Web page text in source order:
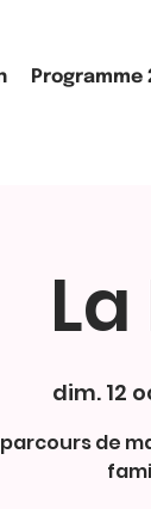
Programme
dim. 12
parcours de